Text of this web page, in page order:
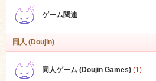
ゲーム関連
同人 (Doujin)
同人ゲーム (Doujin Games)(1)